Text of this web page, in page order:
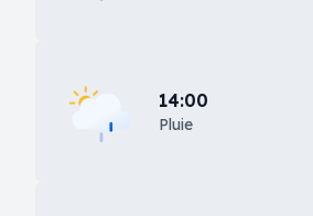
14:00
Pluie